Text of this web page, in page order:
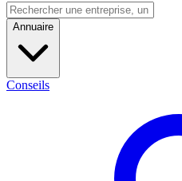
Annuaire
Conseils